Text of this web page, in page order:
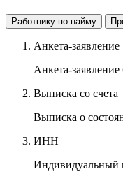
Работнику по найму
Анкета-заявление
Анкета-заявление
Выписка со счета
Выписка о
ИНН
Индивидуальный